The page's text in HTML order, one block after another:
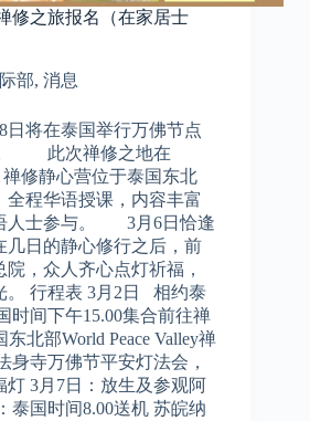
修之旅报名（在家居士
部, 消息
日将在泰国举行万佛节点
。 此次禅修之地在
禅修静心营位于泰国东北
全程华语授课，内容丰富
人士参与。 3月6日恰逢
几日的静心修行之后，前
，众人齐心点灯祈福，
。 行程表 3月2日 相约泰
时间下午15.00集合前往禅
北部World Peace Valley禅
身寺万佛节平安灯法会，
灯 3月7日：放生及参观阿
泰国时间8.00送机 苏皖纳